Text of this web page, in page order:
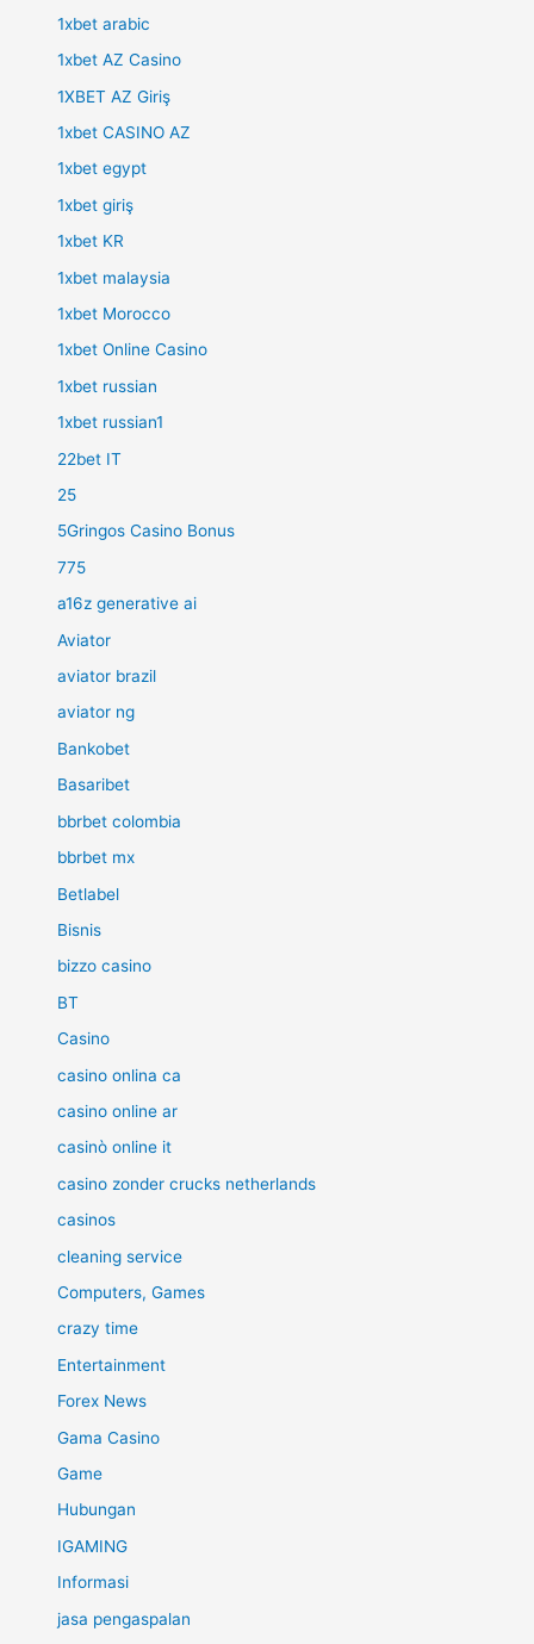
1xbet arabic
1xbet AZ Casino
1XBET AZ Giriş
1xbet CASINO AZ
1xbet egypt
1xbet giriş
1xbet KR
1xbet malaysia
1xbet Morocco
1xbet Online Casino
1xbet russian
1xbet russian1
22bet IT
25
5Gringos Casino Bonus
775
a16z generative ai
Aviator
aviator brazil
aviator ng
Bankobet
Basaribet
bbrbet colombia
bbrbet mx
Betlabel
Bisnis
bizzo casino
BT
Casino
casino onlina ca
casino online ar
casinò online it
casino zonder crucks netherlands
casinos
cleaning service
Computers, Games
crazy time
Entertainment
Forex News
Gama Casino
Game
Hubungan
IGAMING
Informasi
jasa pengaspalan